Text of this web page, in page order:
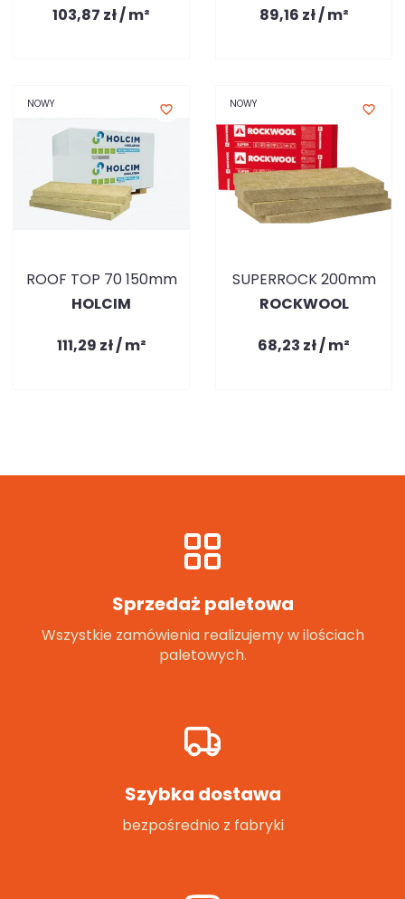
103,87 zł / m² 89,16 zł / m²
NOWY favorite_border
ROOF TOP 70 150mm
HOLCIM
111,29 zł / m²
NOWY favorite_border
SUPERROCK 200mm
ROCKWOOL
68,23 zł / m²
Sprzedaż paletowa
Wszystkie zamówienia realizujemy w ilościach
paletowych.
Szybka dostawa
bezpośrednio z fabryki